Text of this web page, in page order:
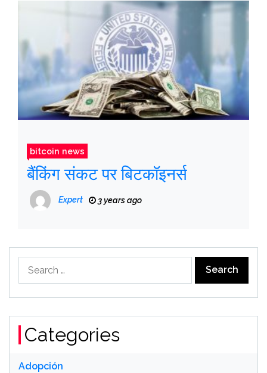
bitcoin news
बैंकिंग संकट पर बिटकॉइनर्स
Expert 3 years ago
for:
Categories
Adopción